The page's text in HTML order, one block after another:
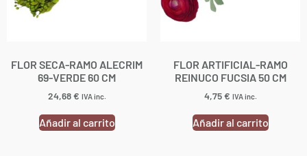
FLOR SECA-RAMO ALECRIM
69-VERDE 60 CM
24,68€ IVA inc.
Añadir al carrito
FLOR ARTIFICIAL-RAMO
REINUCO FUCSIA 50 CM
4,75€ IVA inc.
Añadir al carrito